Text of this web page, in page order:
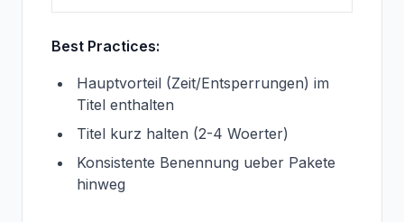
Best Practices:
Hauptvorteil (Zeit/Entsperrungen) im
Titel enthalten
Titel kurz halten (2-4 Woerter)
Konsistente Benennung ueber Pakete
hinweg